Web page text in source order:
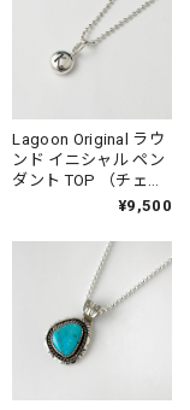
Lagoon Original ラウ
ンド イニシャル ペン
ダント TOP （チェー
ン オプション）¥9,500